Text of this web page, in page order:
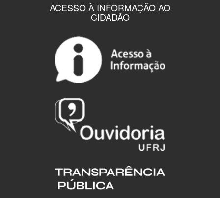
ACESSO À INFORMAÇÃO AO
CIDADÃO